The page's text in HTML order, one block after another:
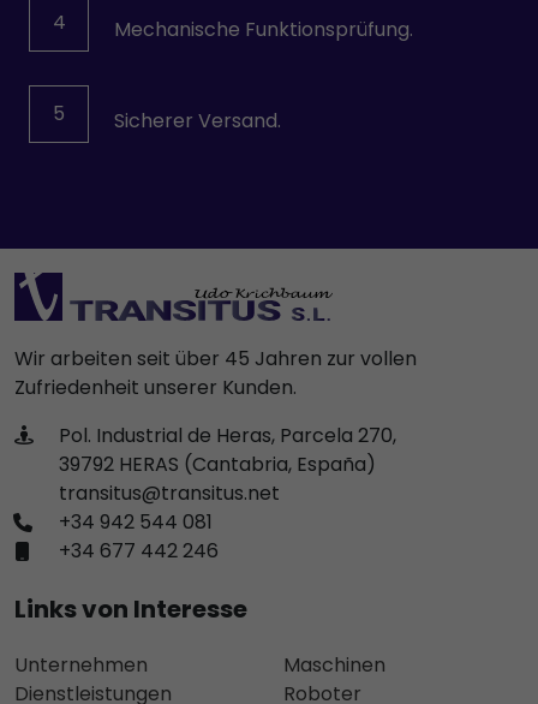
4 Mechanische Funktionsprüfung.
5 Sicherer Versand.
Wir arbeiten seit über 45 Jahren zur vollen
Zufriedenheit unserer Kunden.
Pol. Industrial de Heras, Parcela 270,
39792 HERAS (Cantabria, España)
transitus@transitus.net
+34 942 544 081
+34 677 442 246
Links von Interesse
Unternehmen
Dienstleistungen
Maschinen
Roboter